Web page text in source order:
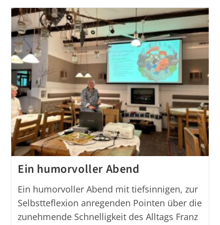
Ein humorvoller Abend
Ein humorvoller Abend mit tiefsinnigen, zur
Selbstteflexion anregenden Pointen über die
zunehmende Schnelligkeit des Alltags Franz